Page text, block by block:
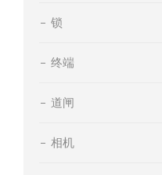
锁
终端
道闸
相机